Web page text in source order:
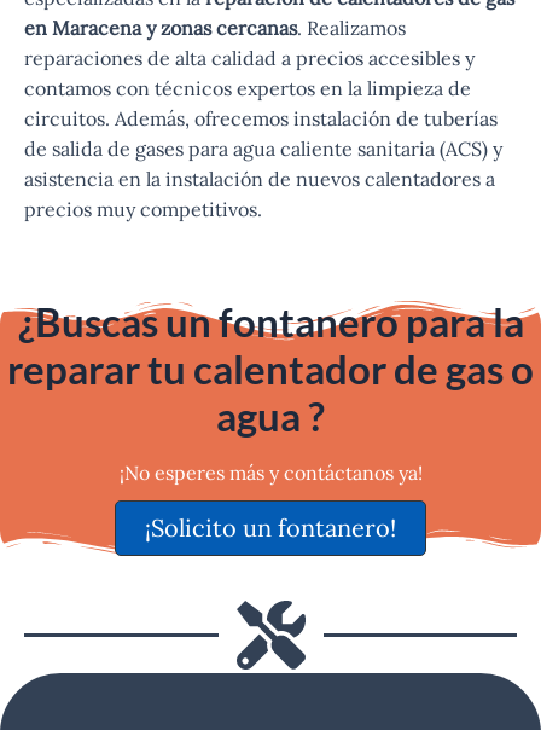
en Maracena y zonas cercanas. Realizamos
reparaciones de alta calidad a precios accesibles y
contamos con técnicos expertos en la limpieza de
circuitos. Además, ofrecemos instalación de tuberías
de salida de gases para agua caliente sanitaria (ACS) y
asistencia en la instalación de nuevos calentadores a
precios muy competitivos.
¿Buscas un fontanero para la
reparar tu calentador de gas o
agua ?
¡No esperes más y contáctanos ya!
¡Solicito un fontanero!